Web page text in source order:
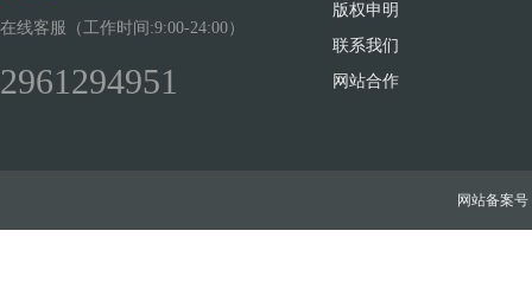
在线客服（工作时间:9:00-24:00）
2961294951
版权申明
联系我们
网站合作
网站备案号